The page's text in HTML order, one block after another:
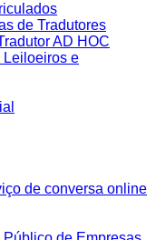
de Tradutores
AD HOC
Leiloeiros e
de conversa online